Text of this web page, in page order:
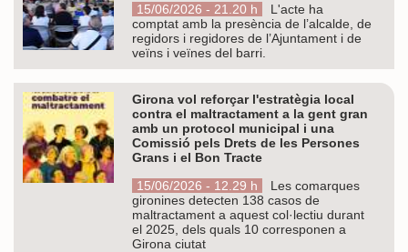
15/06/2026 - 21.20 h
L'acte ha
comptat amb la presència de l’alcalde, de
regidors i regidores de l’Ajuntament i de
veïns i veïnes del barri.
Girona vol reforçar l'estratègia local
contra el maltractament a la gent gran
amb un protocol municipal i una
Comissió pels Drets de les Persones
Grans i el Bon Tracte
15/06/2026 - 12.29 h
Les comarques
gironines detecten 138 casos de
maltractament a aquest col·lectiu durant
el 2025, dels quals 10 corresponen a
Girona ciutat